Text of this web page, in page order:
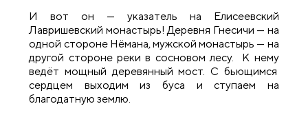
И вот он — указатель на Елисеевский
Лавришевский монастырь! Деревня Гнесичи — на
одной стороне Нёмана, мужской монастырь — на
другой стороне реки в сосновом лесу. К нему
ведёт мощный деревянный мост. С бьющимся
сердцем выходим из буса и ступаем на
благодатную землю.